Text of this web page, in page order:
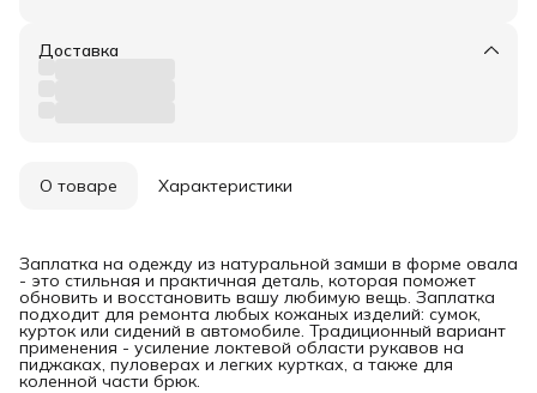
Доставка
О товаре Характеристики
Заплатка на одежду из натуральной замши в форме овала
- это стильная и практичная деталь, которая поможет
обновить и восстановить вашу любимую вещь. Заплатка
подходит для ремонта любых кожаных изделий: сумок,
курток или сидений в автомобиле. Традиционный вариант
применения - усиление локтевой области рукавов на
пиджаках, пуловерах и легких куртках, а также для
коленной части брюк.